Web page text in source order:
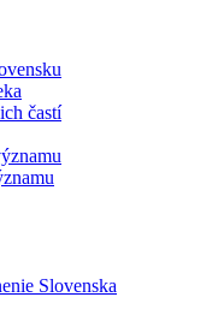
častí
Slovenska